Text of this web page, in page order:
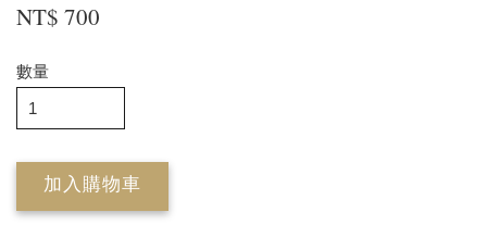
NT$ 700
數量
加入購物車